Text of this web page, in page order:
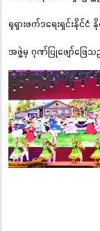
ရုရှားဖက်ဒရေးရှင်းနိုင်ငံ နို
အဖွဲ့မှ ဂုဏ်ပြုဖျော်ဖြ